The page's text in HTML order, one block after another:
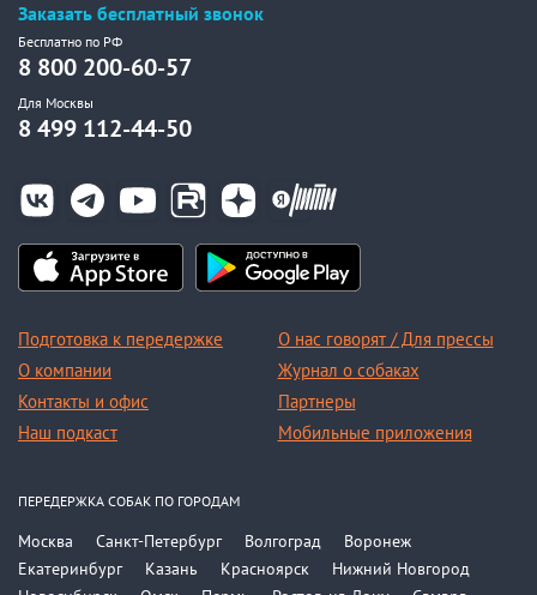
Заказать бесплатный звонок
Бесплатно по РФ
8 800 200-60-57
Для Москвы
8 499 112-44-50
Подготовка к передержке
О компании
Контакты и офис
Наш подкаст
О нас говорят / Для прессы
Журнал о собаках
Партнеры
Мобильные приложения
ПЕРЕДЕРЖКА СОБАК ПО ГОРОДАМ
Москва Санкт-Петербург Волгоград
Воронеж
Екатеринбург
Казань Красноярск
Нижний Новгород